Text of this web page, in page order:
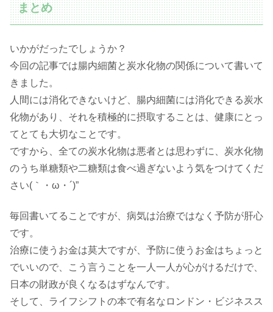
まとめ
いかがだったでしょうか？
今回の記事では腸内細菌と炭水化物の関係について書いて
きました。
人間には消化できないけど、腸内細菌には消化できる炭水
化物があり、それを積極的に摂取することは、健康にとっ
てとても大切なことです。
ですから、全ての炭水化物は悪者とは思わずに、炭水化物
のうち単糖類や二糖類は食べ過ぎないよう気をつけてくだ
さい(｀・ω・´)”
毎回書いてることですが、病気は治療ではなく予防が肝心
です。
治療に使うお金は莫大ですが、予防に使うお金はちょっと
でいいので、こう言うことを一人一人が心がけるだけで、
日本の財政が良くなるはずなんです。
そして、ライフシフトの本で有名なロンドン・ビジネスス